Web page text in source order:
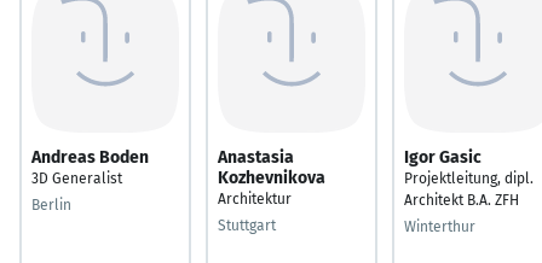
Andreas Boden
3D Generalist
Berlin
Anastasia
Kozhevnikova
Architektur
Stuttgart
Igor Gasic
Projektleitung, dipl.
Architekt B.A. ZFH
Winterthur